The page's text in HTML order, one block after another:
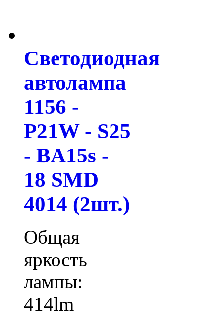
Светодиодная
автолампа
1156 -
P21W - S25
- BA15s -
18 SMD
4014 (2шт.)
Общая
яркость
лампы:
414lm